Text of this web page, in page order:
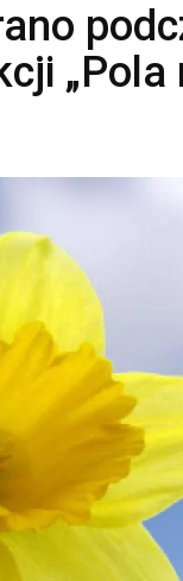
„Pola